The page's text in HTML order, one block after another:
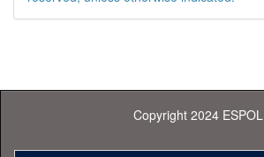
Copyright 2024 ESPOL